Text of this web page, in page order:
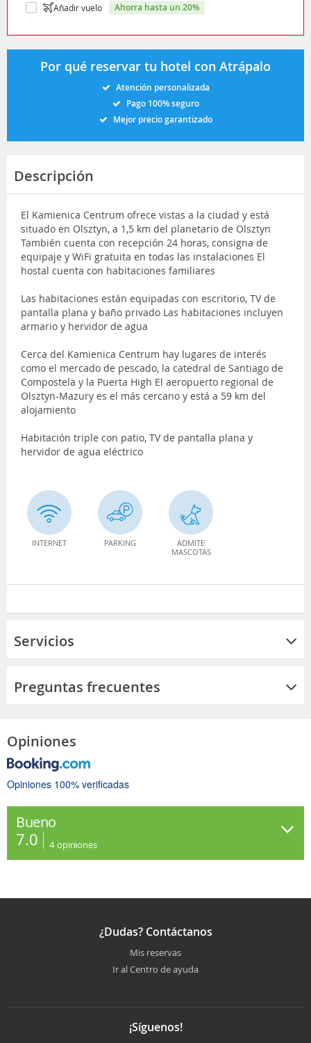
Añadir vuelo ahorra hasta un 20%
Por qué reservar tu hotel con Atrápalo
Atención personalizada
Pago 100% seguro
Mejor precio garantizado
Descripción
El Kamienica Centrum ofrece vistas a la ciudad y está
situado en Olsztyn, a 1,5 km del planetario de Olsztyn
También cuenta con recepción 24 horas, consigna de
equipaje y WiFi gratuita en todas las instalaciones El
hostal cuenta con habitaciones familiares
Las habitaciones están equipadas con escritorio, TV de
pantalla plana y baño privado Las habitaciones incluyen
armario y hervidor de agua
Cerca del Kamienica Centrum hay lugares de interés
como el mercado de pescado, la catedral de Santiago de
Compostela y la Puerta High El aeropuerto regional de
Olsztyn-Mazury es el más cercano y está a 59 km del
alojamiento
Habitación triple con patio, TV de pantalla plana y
hervidor de agua eléctrico
INTERNET PARKING
ADMITE
MASCOTAS
Servicios
Preguntas frecuentes
Opiniones
Opiniones 100% verificadas
Bueno
7.0 4 opiniones
¿Dudas? Contáctanos
Mis reservas
Ir al Centro de ayuda
¡Síguenos!